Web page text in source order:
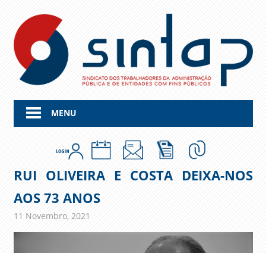
content
MENU
RUI OLIVEIRA E COSTA DEIXA-NOS
AOS 73 ANOS
11 Novembro, 2021